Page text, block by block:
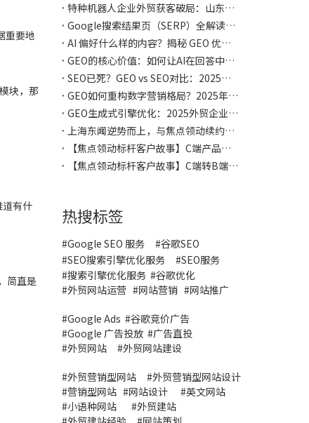
重要地
块，那
有什
简直是
特种机器人企业外贸获客破局：山东某科技公司网站运营实战案例
Google搜索结果页（SERP）全解读（内附焦点领动网站运营攻略）
AI 偏好什么样的内容？揭秘 GEO 优化的三大核心原则
GEO的核心价值：如何让AI在回答中主动推荐你的品牌？
SEO已死？GEO vs SEO对比：2025企业独立站GEO营销全方位指南
GEO如何重构数字营销格局？2025年AI搜索的颠覆性影响与应对策略
GEO生成式引擎优化：2025外贸企业必须抢占的AI搜索新战场（实战指南）
上海东闻逆势而上，与焦点领动续约多个独立站，持续投入数十万，从行业红海中开辟增长绿洲！
【焦点领动标杆客户故事】C端产品做不了B端？他用销量与口碑，给3C行业展示如何品牌出海！
【焦点领动标杆客户故事】C端转B端如何做品牌？他用销量与口碑，给3C行业打了个样！
热搜标签
#Google SEO 服务 #谷歌SEO
#SEO搜索引擎优化服务 #SEO服务
#搜索引擎优化服务 #谷歌优化
#外贸网站运营 #网站营销 #网站推广
#Google Ads #谷歌竞价广告
#Google 广告投放 #广告直投
#外贸网站 #外贸网站建设
#外贸营销型网站 #外贸营销型网站设计
#营销型网站 #网站设计 #英文网站
#小语种网站 #外贸建站